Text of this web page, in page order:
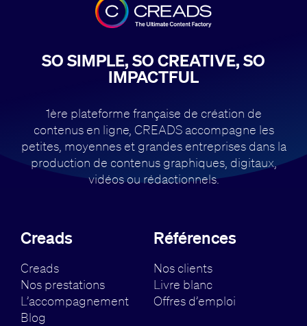
SO SIMPLE, SO CREATIVE, SO
IMPACTFUL
1ère plateforme française de création de
contenus en ligne, CREADS accompagne les
petites, moyennes et grandes entreprises dans la
production de contenus graphiques, digitaux,
vidéos ou rédactionnels.
Creads
Creads
Nos prestations
L’accompagnement
Blog
Références
Nos clients
Livre blanc
Offres d’emploi